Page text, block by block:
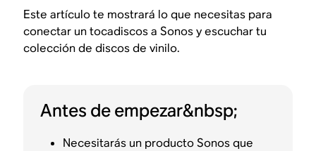
Este artículo te mostrará lo que necesitas para
conectar un tocadiscos a Sonos y escuchar tu
colección de discos de vinilo.
Antes de empezar&nbsp;
Necesitarás un producto Sonos que